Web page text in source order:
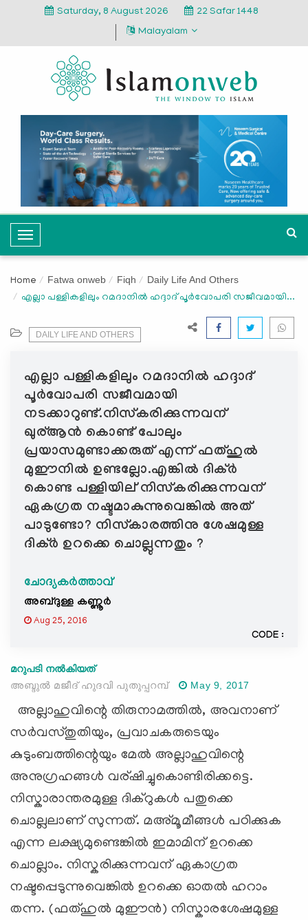
Saturday, 8 August 2026
22 Safar 1448
Malayalam
T
o
g
l
g
a
t
i
o
n
Home Fatwa onweb Fiqh Daily Life And Others
എല്ലാ പള്ളികളിലും റമദാനില്‍ ഹദ്ദാദ് പൂര്‍വോപരി സജീവമായി...
DAILY LIFE AND OTHERS
എല്ലാ പള്ളികളിലും റമദാനില്‍ ഹദ്ദാദ്
പൂര്‍വോപരി സജീവമായി
നടക്കാറുണ്ട്.നിസ്കരിക്കുന്നവന്
ഖുര്ആന്‍ കൊണ്ട് പോലും
പ്രയാസമുണ്ടാക്കരുത് എന്ന് ഫത്ഹുല്‍
മുഈനില്‍ ഉണ്ടല്ലോ.എങ്കില്‍ ദിക്ര്‍
കൊണ്ട പള്ളിയില് നിസ്കരിക്കുന്നവന്
ഏകഗ്രത നഷ്ടമാകുന്നുവെങ്കില്‍ അത്
പാടുണ്ടോ? നിസ്കാരത്തിനു ശേഷമുള്ള
ദിക്ര്‍ ഉറക്കെ ചൊല്ലുന്നതും ?
ചോദ്യകർത്താവ്
അബ്ദുള്ള കണ്ണൂര്‍
Aug 25, 2016
CODE :
മറുപടി നൽകിയത്
അബ്ദുല്‍ മജീദ്‌ ഹുദവി പുതുപ്പറമ്പ്
May 9, 2017
അല്ലാഹുവിന്റെ തിരുനാമത്തില്‍, അവനാണ്
സര്‍വസ്തുതിയും, പ്രവാചകരുടെയും
കുടുംബത്തിന്റെയും മേല്‍ അല്ലാഹുവിന്റെ
അനുഗ്രഹങ്ങള്‍ വര്ഷിച്ചുകൊണ്ടിരിക്കട്ടെ.
നിസ്കാരാന്തരമുള്ള ദിക്റുകള്‍ പതുക്കെ
ചൊല്ലലാണ് സുന്നത്. മഅ്മൂമീങ്ങള്‍ പഠിക്കുക
എന്ന ലക്ഷ്യമുണ്ടെങ്കില്‍ ഇമാമിന് ഉറക്കെ
ചൊല്ലാം. നിസ്കരിക്കുന്നവന് ഏകാഗ്രത
നഷ്ടപ്പെടുന്നുവെങ്കില്‍ ഉറക്കെ ഓതല്‍ ഹറാം
തന്ന. (ഫത്ഹുല്‍ മുഈന്‍) നിസ്കാരശേഷമുള്ള